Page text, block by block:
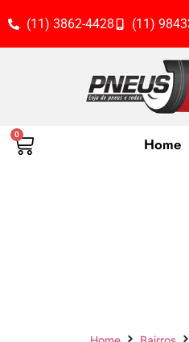
(11) 3862-4428 (11)
0
Home